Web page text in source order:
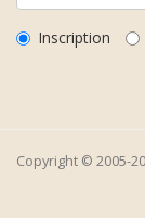
Inscription
Copyright © 2005-